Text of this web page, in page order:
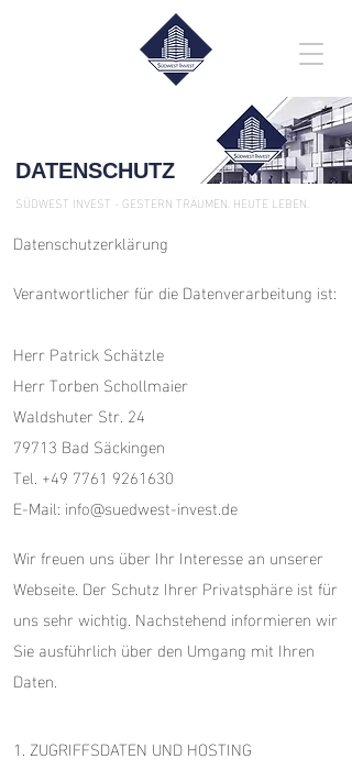
DATENSCHUTZ
SÜDWEST INVEST - GESTERN TRÄUMEN. HEUTE LEBEN.
Datenschutzerklärung
Verantwortlicher für die Datenverarbeitung ist:
Herr Patrick Schätzle
Herr Torben Schollmaier
Waldshuter Str. 24
79713 Bad Säckingen
Tel. +49 7761 9261630
E-Mail: info@suedwest-invest.de
Wir freuen uns über Ihr Interesse an unserer
Webseite. Der Schutz Ihrer Privatsphäre ist für
uns sehr wichtig. Nachstehend informieren wir
Sie ausführlich über den Umgang mit Ihren
Daten.
1. ZUGRIFFSDATEN UND HOSTING